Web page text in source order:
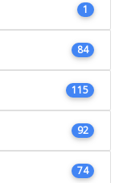
1
84
115
92
74